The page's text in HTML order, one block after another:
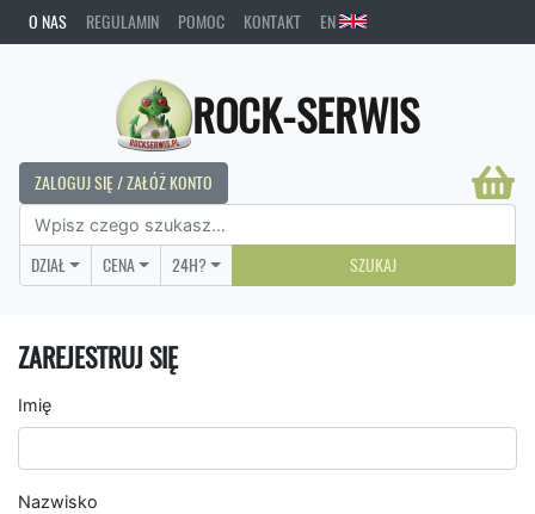
O NAS REGULAMIN POMOC KONTAKT EN
ROCK-SERWIS
ZALOGUJ SIĘ / ZAŁÓŻ KONTO
DZIAŁ CENA 24H? SZUKAJ
ZAREJESTRUJ SIĘ
Imię
Nazwisko